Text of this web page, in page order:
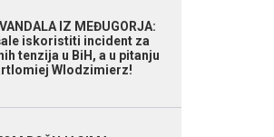
IZ MEĐUGORJA:
iskoristiti incident za
tenzija u BiH, a u pitanju
Wlodzimierz!